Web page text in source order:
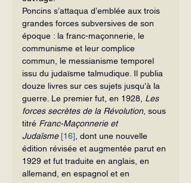
Poncins s’attaqua d’emblée aux trois
grandes forces subversives de son
époque : la franc-maçonnerie, le
communisme et leur complice
commun, le messianisme temporel
issu du judaïsme talmudique. Il publia
douze livres sur ces sujets jusqu’à la
guerre. Le premier fut, en 1928, Les
forces secrètes de la Révolution, sous
titré Franc-Maçonnerie et
Judaïsme [16] , dont une nouvelle
édition révisée et augmentée parut en
1929 et fut traduite en anglais, en
allemand, en espagnol et en